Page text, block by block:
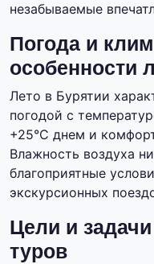
незабываемые
Погода и
особенности
Лето в Бурятии
погодой с
+25°C днем и
Влажность воздуха
благоприятные
экскурсионных
Цели и
туров